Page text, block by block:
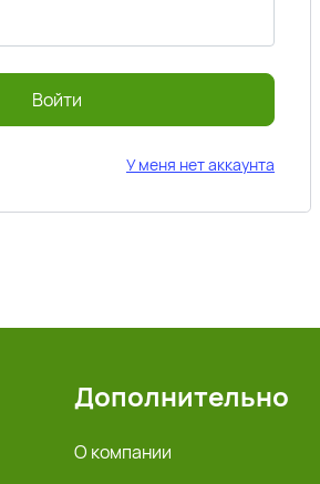
Войти
У меня нет аккаунта
Дополнительно
О компании